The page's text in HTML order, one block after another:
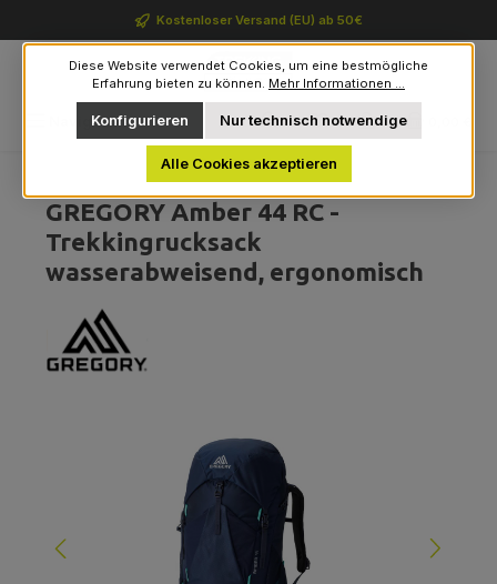
Zum Hauptinhalt springenKostenloser Versand (EU) ab 50€
Navigation Du hast 0 Produkte auf
GREGORY Amber 44 RC -
Trekkingrucksack
wasserabweisend, ergonomisch
Diese Website verwendet Cookies, um eine bestmögliche
Erfahrung bieten zu können. Mehr Informationen ...
Nur technisch notwendige
Konfigurieren
Alle Cookies akzeptieren